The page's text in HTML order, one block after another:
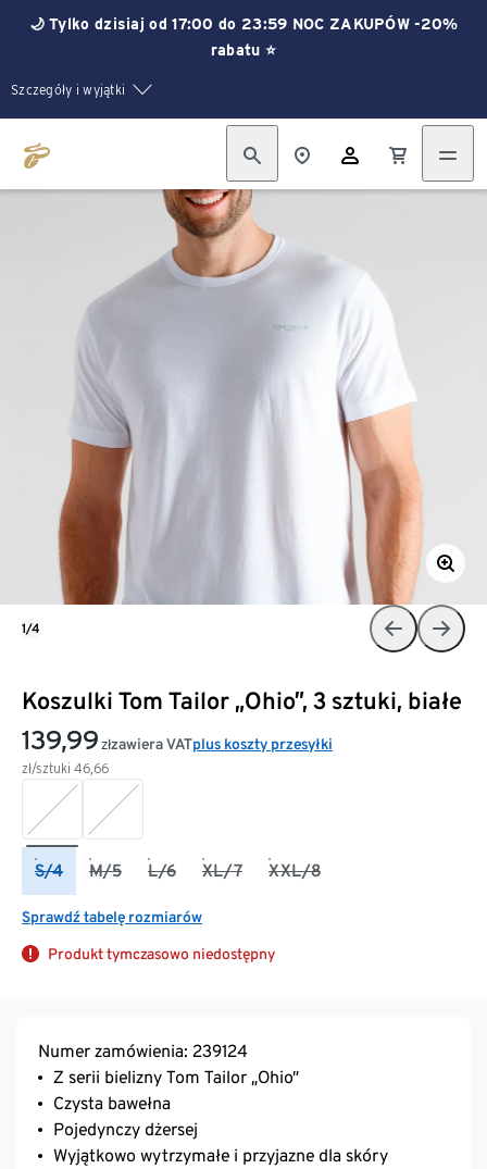
🌙 Tylko dzisiaj od 17:00 do 23:59 NOC ZAKUPÓW -20%
rabatu ⭐
Szczegóły i wyjątki
Koszulki Tom Tailor „Ohio”, 3 sztuki, białe
139,99 zł
zł/sztuki 46,66
zawiera VATplus koszty przesyłki
S/4 M/5 L/6 XL/7 XXL/8
Sprawdź tabelę rozmiarów
Produkt tymczasowo niedostępny
1/4
Numer zamówienia: 239124
Z serii bielizny Tom Tailor „Ohio”
Czysta bawełna
Pojedynczy dżersej
Wyjątkowo wytrzymałe i przyjazne dla skóry